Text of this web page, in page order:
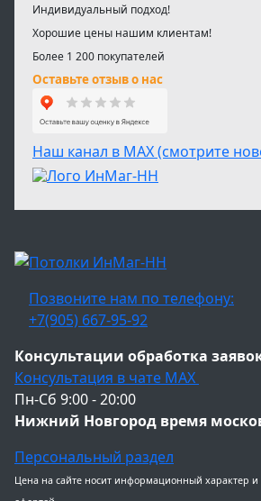
Индивидуальный подход!
Хорошие цены нашим клиентам!
Более 1 200 покупателей
Оставьте отзыв о нас
Наш канал в МАХ (смотрите
Позвоните нам по телефону:
+7(905) 667-95-92
Консультации обработка
Консультация в чате МАХ
Пн-Сб 9:00 - 20:00
Нижний Новгород время
Персональный раздел
Цена на сайте носит информационный характер и